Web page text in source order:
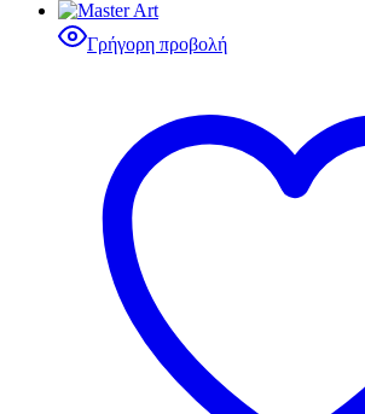
Γρήγορη προβολή